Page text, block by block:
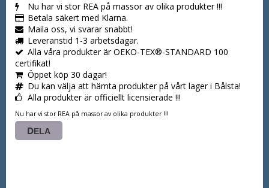
Nu har vi stor REA på massor av olika produkter !!!
Betala säkert med Klarna.
Maila oss, vi svarar snabbt!
Leveranstid 1-3 arbetsdagar.
Alla våra produkter är OEKO-TEX®-STANDARD 100
certifikat!
Öppet köp 30 dagar!
Du kan välja att hämta produkter på vårt lager i Bålsta!
Alla produkter är officiellt licensierade !!!
Nu har vi stor REA på massor av olika produkter !!!
DELA